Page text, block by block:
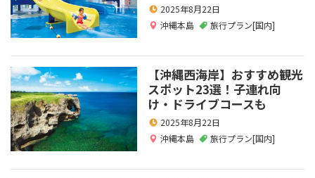
2025年8月22日
沖縄本島
旅行プラン[国内]
【沖縄西海岸】おすすめ観光
スポット23選！子連れ向
け・ドライブコースも
2025年8月22日
沖縄本島
旅行プラン[国内]